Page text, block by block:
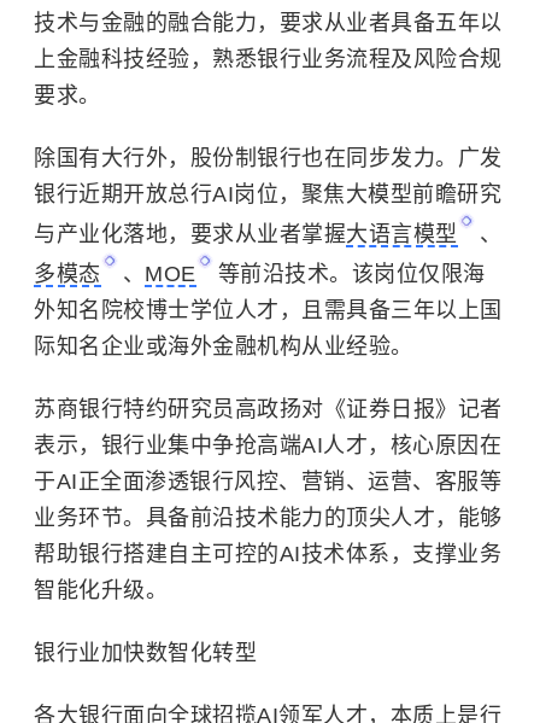
技术与金融的融合能力，要求从业者具备五年以
上金融科技经验，熟悉银行业务流程及风险合规
要求。
除国有大行外，股份制银行也在同步发力。广发
银行近期开放总行AI岗位，聚焦大模型前瞻研究
与产业化落地，要求从业者掌握大语言模型
、
多模态
、 MOE
等前沿技术。该岗位仅限海
外知名院校博士学位人才，且需具备三年以上国
际知名企业或海外金融机构从业经验。
苏商银行特约研究员高政扬对《证券日报》记者
表示，银行业集中争抢高端AI人才，核心原因在
于AI正全面渗透银行风控、营销、运营、客服等
业务环节。具备前沿技术能力的顶尖人才，能够
帮助银行搭建自主可控的AI技术体系，支撑业务
智能化升级。
银行业加快数智化转型
各大银行面向全球招揽AI领军人才，本质上是行